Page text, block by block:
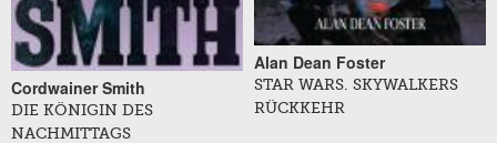
Cordwainer Smith
DIE KÖNIGIN DES
NACHMITTAGS
Alan Dean Foster
STAR WARS. SKYWALKERS
RÜCKKEHR